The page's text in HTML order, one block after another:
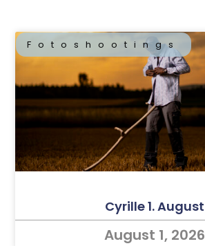
Fotoshootings
Cyrille 1. August
August 1, 2026